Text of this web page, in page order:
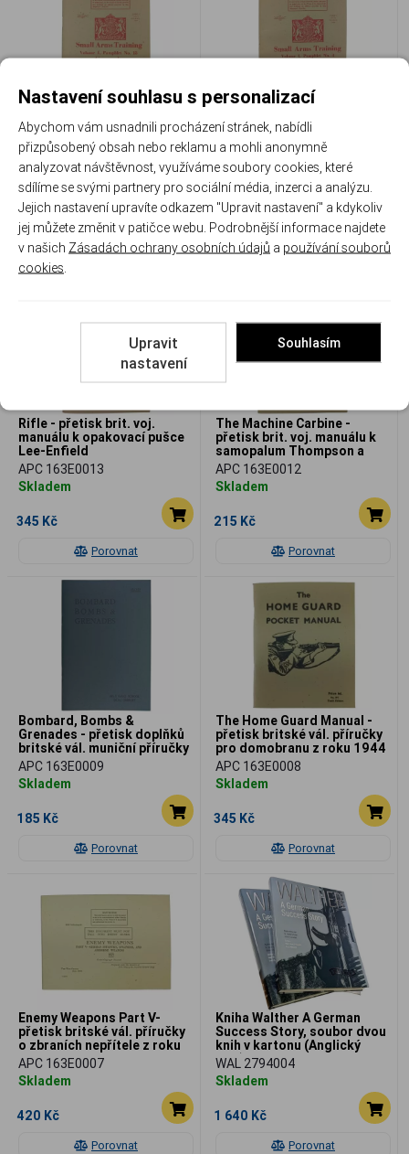
Porovnat
Grenade - pretisk brit. voj.
manuálu k výcviku s granáty
z roku 1942
APC 163E0016
Skladem
345 Kč
Porovnat
Light Machine Gun - přetisk
brit. voj. manuálu k lehkému
kulometu BREN z roku 1942
APC 163E0014
Skladem
345 Kč
Porovnat
Rifle - přetisk brit. voj.
manuálu k opakovací pušce
Lee-Enfield
APC 163E0013
Skladem
345 Kč
Porovnat
The Machine Carbine -
přetisk brit. voj. manuálu k
samopalum Thompson a
STEN z roku 1944
APC 163E0012
Skladem
215 Kč
Porovnat
Bombard, Bombs &
Grenades - přetisk doplňků
britské vál. muniční příručky
APC 163E0009
Skladem
185 Kč
Porovnat
The Home Guard Manual -
přetisk britské vál. příručky
pro domobranu z roku 1944
APC 163E0008
Skladem
345 Kč
Porovnat
Enemy Weapons Part V-
přetisk britské vál. příručky
o zbraních nepřítele z roku
1943
APC 163E0007
Skladem
420 Kč
Porovnat
Kniha Walther A German
Success Story, soubor dvou
knih v kartonu (Anglický
text)
WAL 2794004
Skladem
1 640 Kč
Nastavení souhlasu s personalizací
Abychom vám usnadnili procházení stránek, nabídli
přizpůsobený obsah nebo reklamu a mohli anonymně
analyzovat návštěvnost, využíváme soubory cookies, které
sdílíme se svými partnery pro sociální média, inzerci a analýzu.
Jejich nastavení upravíte odkazem "Upravit nastavení" a kdykoliv
jej můžete změnit v patičce webu. Podrobnější informace najdete
v našich Zásadách ochrany osobních údajů a používání souborů
cookies
Upravit
nastavení
Souhlasím